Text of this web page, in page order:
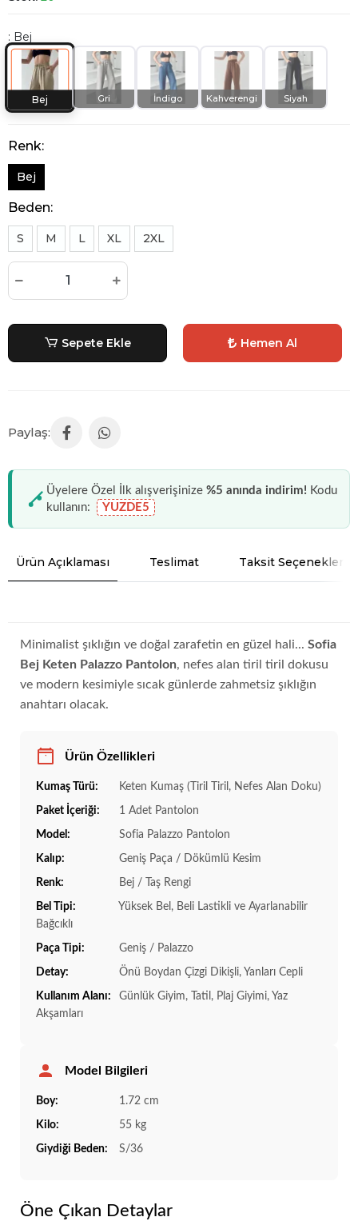
: Bej
Bej Gri İndigo Kahverengi Siyah
Renk:
Bej
Beden:
XL
S M 2XL
L
Sepete Ekle Hemen Al
Üyelere Özel İlk alışverişinize %5 anında indirim! Kodu
kullanın:
YUZDE5
Ürün Açıklaması Teslimat Taksit Seçenekleri
Minimalist şıklığın ve doğal zarafetin en güzel hali... Sofia
Bej Keten Palazzo Pantolon, nefes alan tiril tiril dokusu
ve modern kesimiyle sıcak günlerde zahmetsiz şıklığın
anahtarı olacak.
Ürün Özellikleri
Kumaş Türü: Keten Kumaş (Tiril Tiril, Nefes Alan Doku)
Paket İçeriği: 1 Adet Pantolon
Model: Sofia Palazzo Pantolon
Kalıp: Geniş Paça / Dökümlü Kesim
Renk: Bej / Taş Rengi
Bel Tipi:
Yüksek Bel, Beli Lastikli ve Ayarlanabilir
Bağcıklı
Paça Tipi: Geniş / Palazzo
Detay: Önü Boydan Çizgi Dikişli, Yanları Cepli
Kullanım Alanı:
Günlük Giyim, Tatil, Plaj Giyimi, Yaz
Akşamları
Model Bilgileri
Boy: 1.72 cm
Kilo: 55 kg
Giydiği Beden: S/36
Öne Çıkan Detaylar